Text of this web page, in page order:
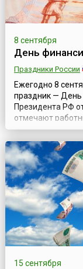
8 сентября
День
Праздники России
Ежегодно 8
праздник — День
Президента РФ
отмечают
празднования
(по старому
высочайшим
Министерство
15 сентября